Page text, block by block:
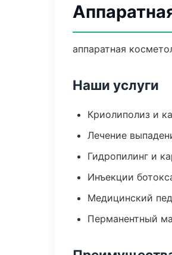
аппаратная
Наши услуги
Криолиполиз и
Лечение
Гидропилинг и
Инъекции
Медицинский
Перманентный